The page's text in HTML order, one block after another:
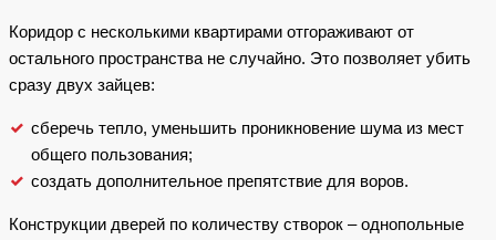
Коридор с несколькими квартирами отгораживают от
остального пространства не случайно. Это позволяет убить
сразу двух зайцев:
сберечь тепло, уменьшить проникновение шума из мест
общего пользования;
создать дополнительное препятствие для воров.
Конструкции дверей по количеству створок – однопольные